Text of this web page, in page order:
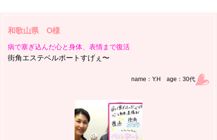
和歌山県 O様
病で塞ぎ込んだ心と身体、表情まで復活
街角エステベルポートすげぇ〜
name：Y.H age：30代